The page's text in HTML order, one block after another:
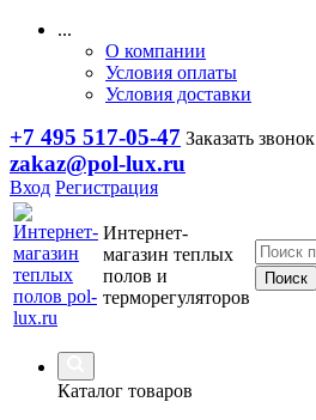
...
О компании
Условия оплаты
Условия доставки
+7 495 517-05-47 Заказать звонок
zakaz@pol-lux.ru
Вход Регистрация
Интернет-
магазин теплых
полов и
терморегуляторов
Каталог товаров